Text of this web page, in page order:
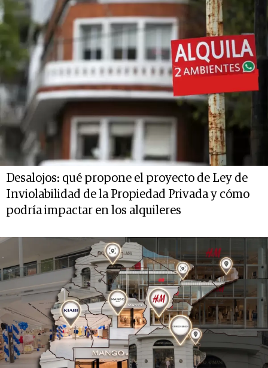
Desalojos: qué propone el proyecto de Ley de
Inviolabilidad de la Propiedad Privada y cómo
podría impactar en los alquileres